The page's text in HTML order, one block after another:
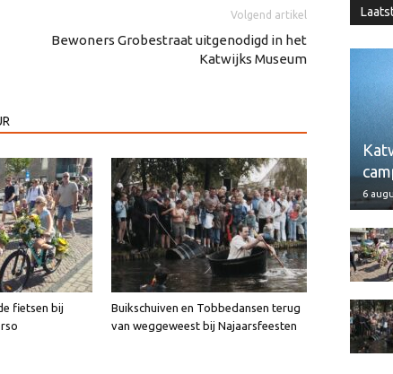
Volgend artikel
Bewoners Grobestraat uitgenodigd in het
Katwijks Museum
fietsen bij
Buikschuiven en Tobbedansen terug
van weggeweest bij Najaarsfeesten
6